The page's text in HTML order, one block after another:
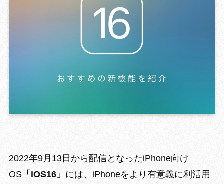
2022年9月13日から配信となったiPhone向け
OS「iOS16」 には、iPhoneをより有意義に利活用